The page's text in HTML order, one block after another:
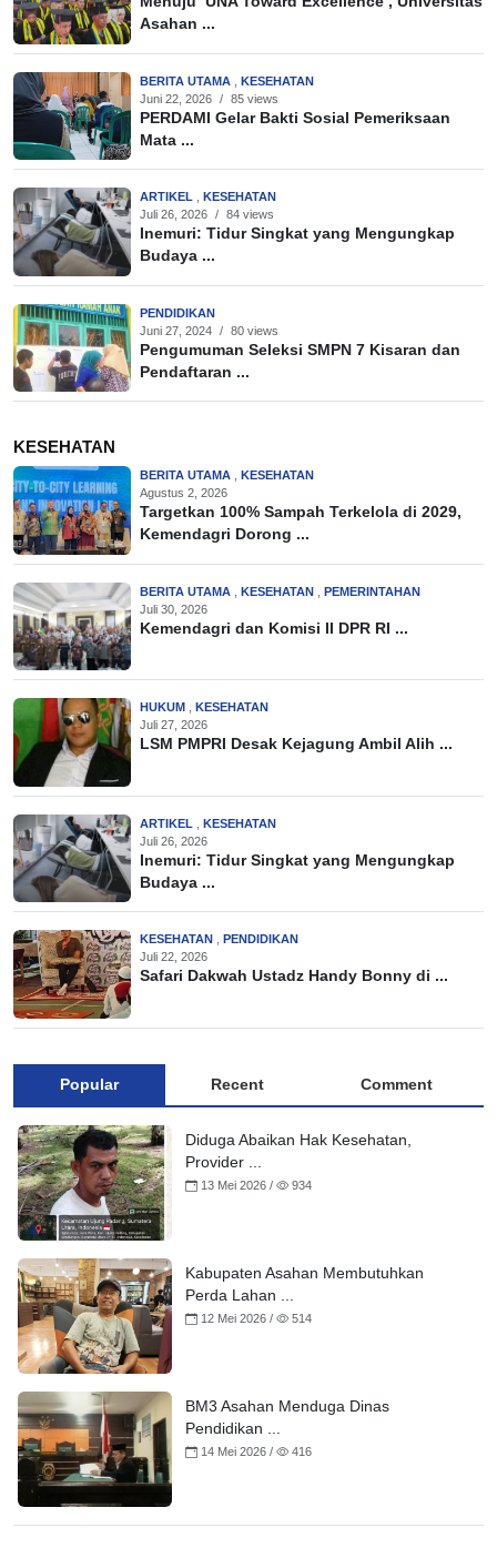
Asahan ...
BERITA UTAMA
KESEHATAN
Juni 22, 2026 / 85 views
PERDAMI Gelar Bakti Sosial Pemeriksaan
Mata ...
ARTIKEL
KESEHATAN
Juli 26, 2026 / 84 views
Inemuri: Tidur Singkat yang Mengungkap
Budaya ...
PENDIDIKAN
Juni 27, 2024 / 80 views
Pengumuman Seleksi SMPN 7 Kisaran dan
Pendaftaran ...
KESEHATAN
BERITA UTAMA
KESEHATAN
Agustus 2, 2026
Targetkan 100% Sampah Terkelola di 2029,
Kemendagri Dorong ...
BERITA UTAMA KESEHATAN
PEMERINTAHAN
Juli 30, 2026
Kemendagri dan Komisi II DPR RI ...
HUKUM
KESEHATAN
Juli 27, 2026
LSM PMPRI Desak Kejagung Ambil Alih ...
ARTIKEL
KESEHATAN
Juli 26, 2026
Inemuri: Tidur Singkat yang Mengungkap
Budaya ...
KESEHATAN
PENDIDIKAN
Juli 22, 2026
Safari Dakwah Ustadz Handy Bonny di ...
Popular Recent Comment
Diduga Abaikan Hak Kesehatan,
Provider ...
13 Mei 2026 / 934
Kabupaten Asahan Membutuhkan
Perda Lahan ...
12 Mei 2026 / 514
BM3 Asahan Menduga Dinas
Pendidikan ...
14 Mei 2026 / 416